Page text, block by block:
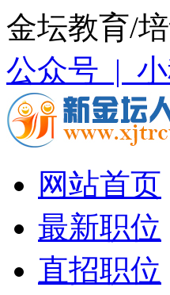
金坛教育/
公众号 |
网站首页
最新职位
直招职位